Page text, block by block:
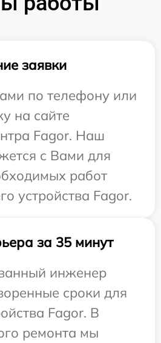
заявки
по телефону или
на сайте
Fagor. Наш
с Вами для
работ
устройства Fagor.
за 35 минут
инженер
сроки для
Fagor. В
ремонта мы